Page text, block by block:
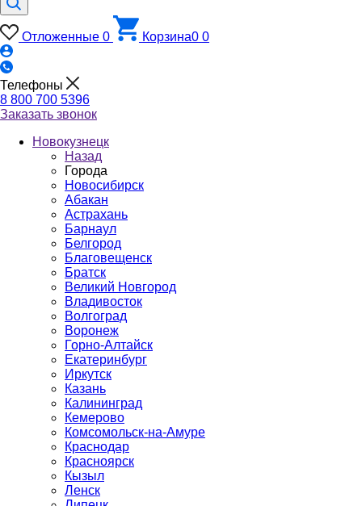
Отложенные 0 Корзина0 0
Телефоны
8 800 700 5396
Заказать звонок
Новокузнецк
Назад
Города
Новосибирск
Абакан
Астрахань
Барнаул
Белгород
Благовещенск
Братск
Великий Новгород
Владивосток
Волгоград
Воронеж
Горно-Алтайск
Екатеринбург
Иркутск
Казань
Калининград
Кемерово
Комсомольск-на-Амуре
Краснодар
Красноярск
Кызыл
Ленск